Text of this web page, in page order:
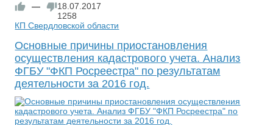
—
18.07.2017
1258
КП Свердловской области
Основные причины приостановления
осуществления кадастрового учета. Анализ
ФГБУ "ФКП Росреестра" по результатам
деятельности за 2016 год.